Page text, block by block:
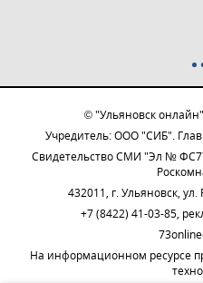
© "Ульяновск
Учредитель: ООО "СИБ".
Свидетельство СМИ "Эл №
432011, г. Ульяновск,
+7 (8422) 41-03-85,
На информационном ресурсе